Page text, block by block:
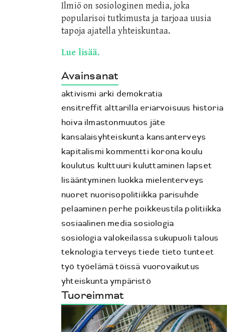
Ilmiö on sosiologinen media, joka
popularisoi tutkimusta ja tarjoaa uusia
tapoja ajatella yhteiskuntaa.
Lue lisää.
Avainsanat
aktivismi arki demokratia
ensitreffit alttarilla eriarvoisuus historia
hoiva ilmastonmuutos jäte
kansalaisyhteiskunta kansanterveys
kapitalismi kommentti korona koulu
koulutus kulttuuri kuluttaminen lapset
lisääntyminen luokka mielenterveys
nuoret nuorisopolitiikka parisuhde
pelaaminen perhe poikkeustila politiikka
sosiaalinen media sosiologia
sosiologia valokeilassa sukupuoli talous
teknologiaterveys tiede tieto tunteet
työ työelämä töissä vuorovaikutus
yhteiskuntaympäristö
Tuoreimmat